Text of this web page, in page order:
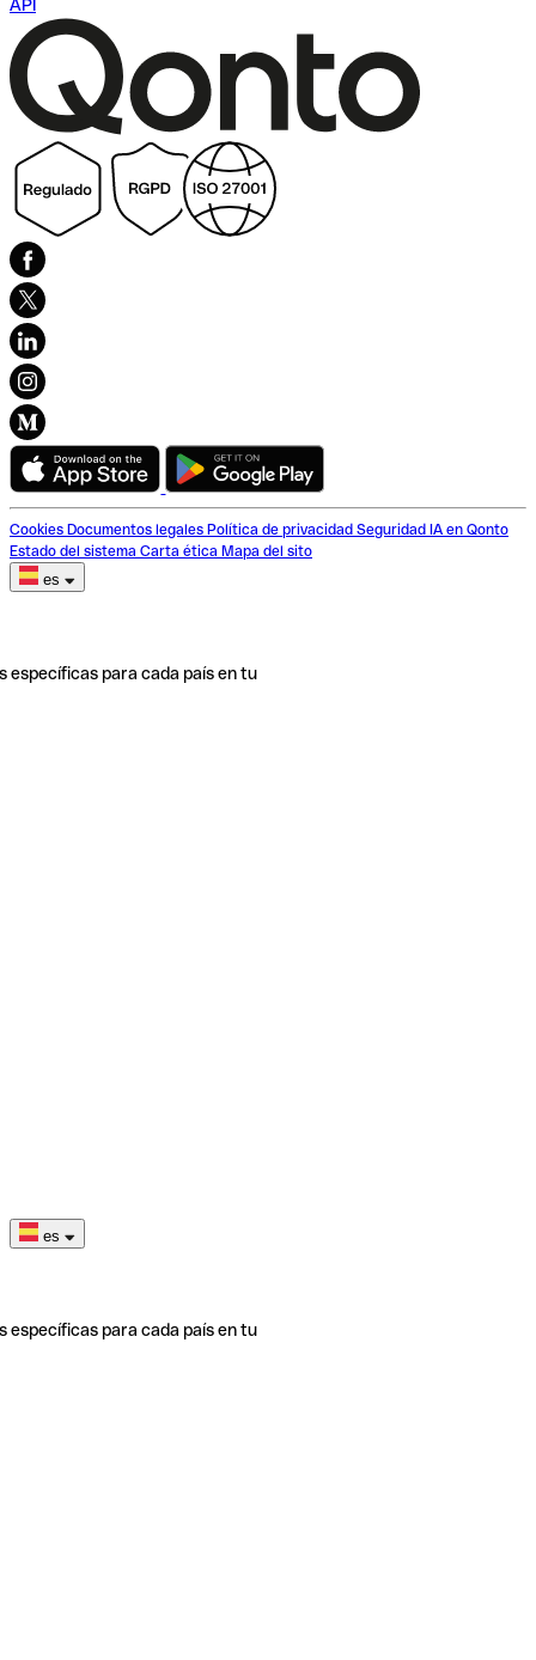
API
Cookies Documentos legales Política de privacidad Seguridad IA en Qonto
Estado del sistema Carta ética Mapa del sito
es
específicas para cada país en tu
es
específicas para cada país en tu